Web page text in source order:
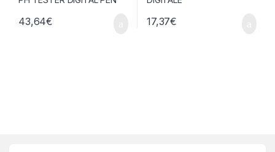
43,64€ 17,37€